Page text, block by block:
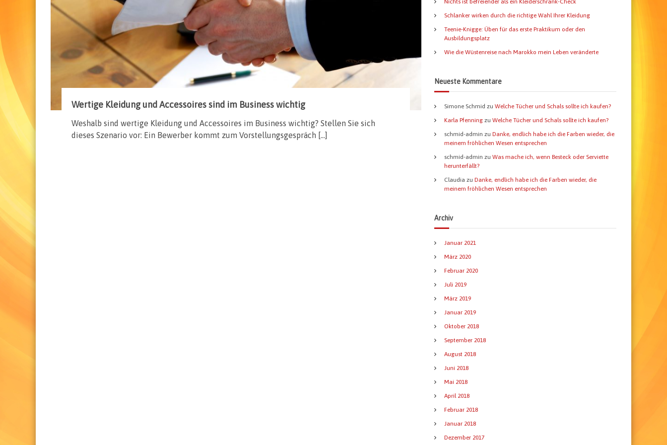
Wertige Kleidung und Accessoires sind im Business wichtig
Weshalb sind wertige Kleidung und Accessoires im Business wichtig? Stellen Sie sich
dieses Szenario vor: Ein Bewerber kommt zum Vorstellungsgespräch […]
a
c
h
Nichts ist befreiender als ein Kleiderschrank-Check
Schlanker wirken durch die richtige Wahl Ihrer Kleidung
Teenie-Knigge: Üben für das erste Praktikum oder den
Ausbildungsplatz
Wie die Wüstenreise nach Marokko mein Leben veränderte
Neueste Kommentare
Simone Schmid zu Welche Tücher und Schals sollte ich kaufen?
Karla Pfenningzu Welche Tücher und Schals sollte ich kaufen?
schmid-admin zu Danke, endlich habe ich die Farben wieder, die
meinem fröhlichen Wesen entsprechen
schmid-admin zu Was mache ich, wenn Besteck oder Serviette
herunterfällt?
Claudia zu Danke, endlich habe ich die Farben wieder, die
meinem fröhlichen Wesen entsprechen
Archiv
Januar 2021
März 2020
Februar 2020
Juli 2019
März 2019
Januar 2019
Oktober 2018
September 2018
August 2018
Juni 2018
Mai 2018
April 2018
Februar 2018
Januar 2018
Dezember 2017